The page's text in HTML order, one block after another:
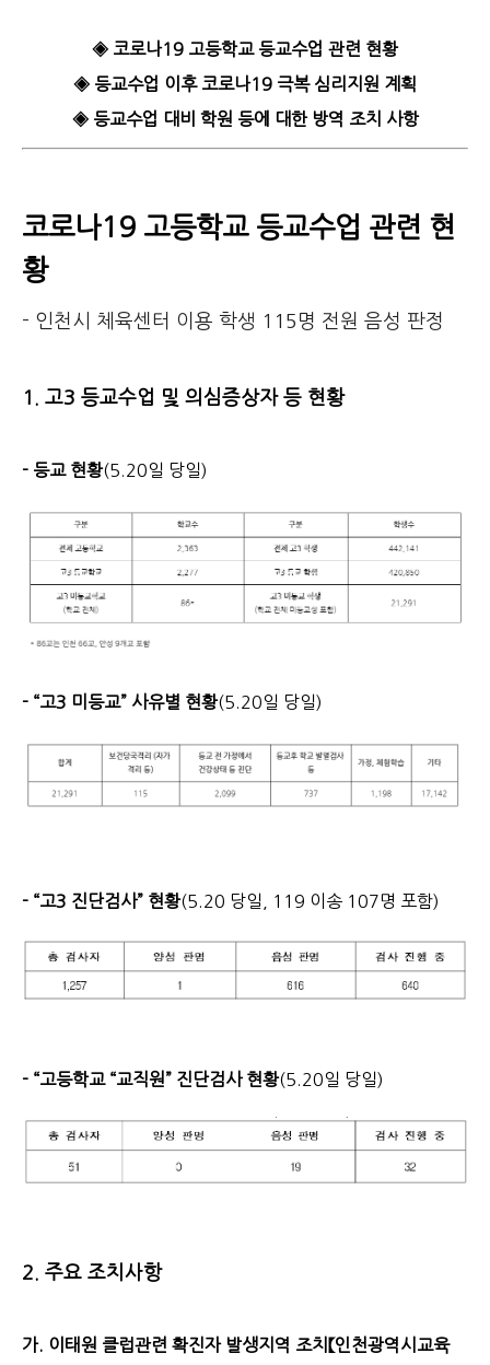
◈ 코로나19 고등학교 등교수업 관련 현황
◈ 등교수업 이후 코로나19 극복 심리지원 계획
◈ 등교수업 대비 학원 등에 대한 방역 조치 사항
코로나19 고등학교 등교수업 관련 현
황
- 인천시 체육센터 이용 학생 115명 전원 음성 판정
1. 고3 등교수업 및 의심증상자 등 현황
- 등교 현황(5.20일 당일)
- “고3 미등교” 사유별 현황(5.20일 당일)
- “고3 진단검사” 현황(5.20 당일, 119 이송 107명 포함)
- “고등학교 “교직원” 진단검사 현황(5.20일 당일)
2. 주요 조치사항
가. 이태원 클럽관련 확진자 발생지역 조치【인천광역시교육